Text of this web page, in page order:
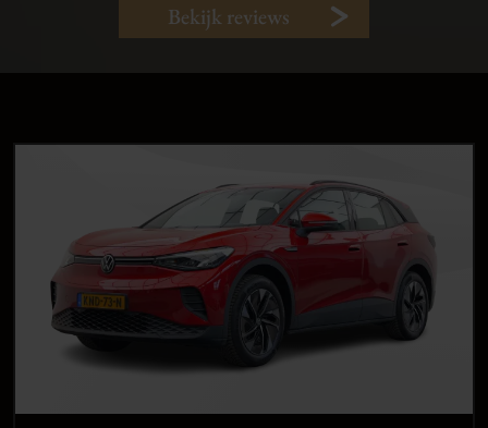
Bekijk reviews